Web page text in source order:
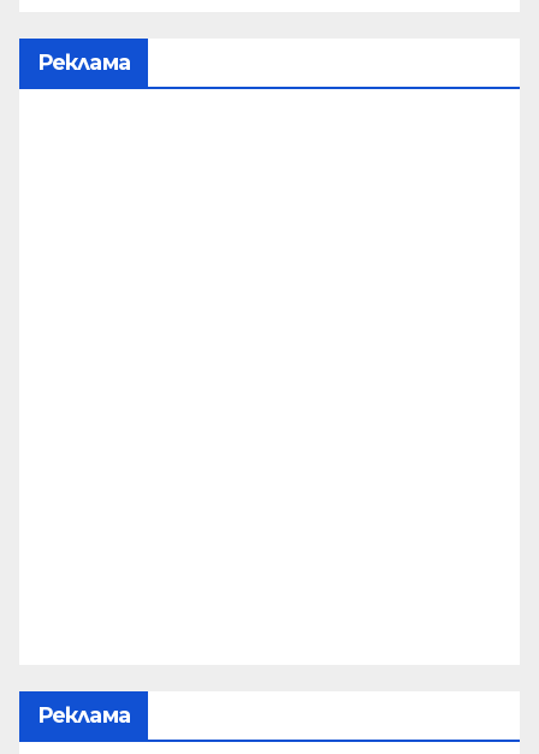
Реклама
Реклама